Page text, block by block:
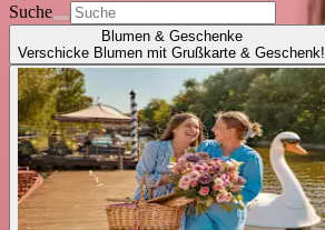
Suche
Blumen & Geschenke
Verschicke Blumen mit Grußkarte & Geschenk!